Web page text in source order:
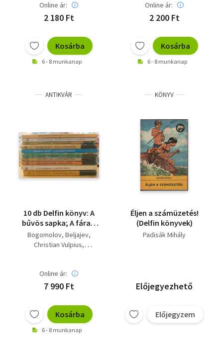
Online ár:
2 180 Ft
Kosárba
6 - 8 munkanap
Online ár:
2 200 Ft
Kosárba
6 - 8 munkanap
ANTIKVÁR
10 db Delfin könyv: A
bűvös sapka; A fáraó
átka; A görög gálya
titka; A kétéltű ember;
a száműzetés!;
Haramiák kapitánya;
Titkos küldetés;
utcában
Bogomolov Beljajev
Christian Vulpius
Padisák Mihály
Csukás István
Wilhelm Hauff
Sir Arthur Conan Doyle
Online ár:
7 990 Ft
Kosárba
6 - 8 munkanap
KÖNYV
Éljen a számüzetés!
(Delfin könyvek)
Padisák Mihály
Előjegyezhető
Előjegyzem